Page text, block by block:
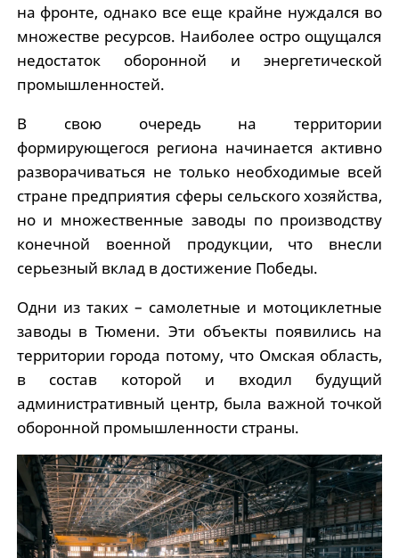
на фронте, однако все еще крайне нуждался во
множестве ресурсов. Наиболее остро ощущался
недостаток оборонной и энергетической
промышленностей.
В свою очередь на территории
формирующегося региона начинается активно
разворачиваться не только необходимые всей
стране предприятия сферы сельского хозяйства,
но и множественные заводы по производству
конечной военной продукции, что внесли
серьезный вклад в достижение Победы.
Одни из таких – самолетные и мотоциклетные
заводы в Тюмени. Эти объекты появились на
территории города потому, что Омская область,
в состав которой и входил будущий
административный центр, была важной точкой
оборонной промышленности страны.